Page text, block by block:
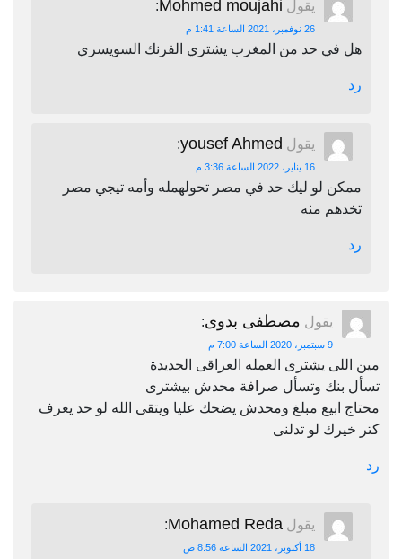
يقول Mohmed moujahi
:
26 نوفمبر، 2021 الساعة 1:41 م
هل في حد من المغرب يشتري الفرنك السويسري
رد
يقول yousef Ahmed
:
16 يناير، 2022 الساعة 3:36 م
ممكن لو ليك حد في مصر تحولهمله وأمه تيجي مصر
تخدهم منه
رد
يقول مصطفى بدوى:
9 سبتمبر، 2020 الساعة 7:00 م
مين اللى يشترى العمله العراقى الجديدة
تسأل بنك وتسأل صرافة محدش بيشترى
محتاج ابيع مبلغ ومحدش يضحك عليا ويتقى الله لو حد يعرف
كتر خيرك لو تدلنى
رد
يقول Mohamed Reda
:
18 أكتوبر، 2021 الساعة 8:56 ص